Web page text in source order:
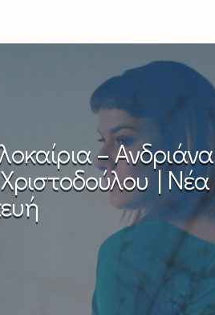
– Ανδριάνα
| Νέα